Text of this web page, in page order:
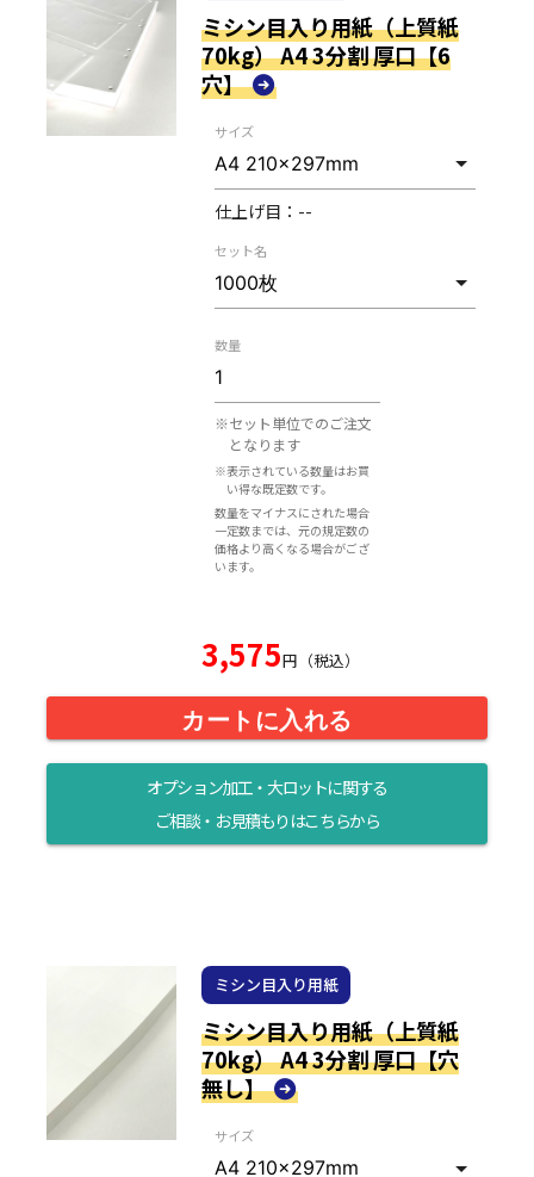
ミシン目入り用紙（上質紙
70kg） A4 3分割 厚口【6
穴】
サイズ
仕上げ目： --
セット名
数量
※セット単位でのご注文
となります
※表示されている数量はお買
い得な既定数です。
数量をマイナスにされた場合
一定数までは、元の規定数の
価格より高くなる場合がござ
います。
3,575円（税込）
カートに入れる
オプション加工・大ロットに関する
ご相談・お見積もりはこちらから
ミシン目入り用紙
ミシン目入り用紙（上質紙
70kg） A4 3分割 厚口【穴
無し】
サイズ